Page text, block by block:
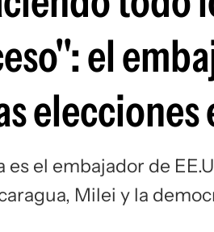
el
elecciones
el embajador de
Milei y la